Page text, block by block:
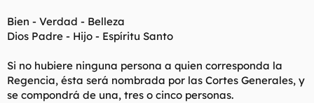
Bien - Verdad - Belleza
Dios Padre - Hijo - Espíritu Santo
Si no hubiere ninguna persona a quien corresponda la
Regencia, ésta será nombrada por las Cortes Generales, y
se compondrá de una, tres o cinco personas.